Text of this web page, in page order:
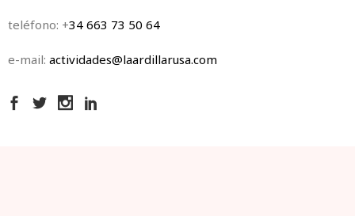
teléfono: +34 663 73 50 64
e-mail: actividades@laardillarusa.com